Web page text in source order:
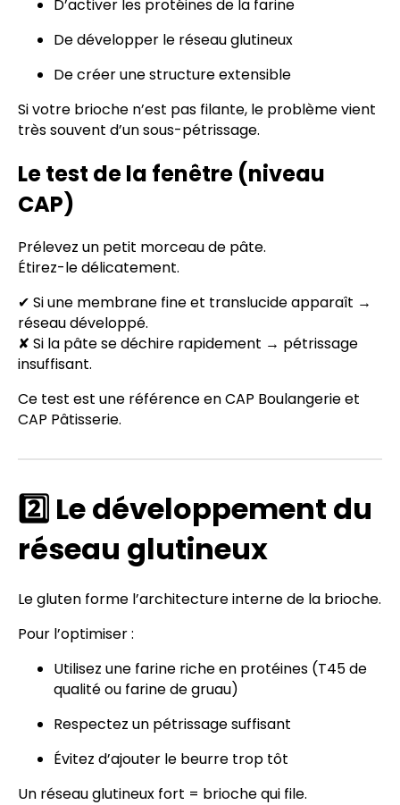
D’activer les protéines de la farine
De développer le réseau glutineux
De créer une structure extensible
Si votre brioche n’est pas filante, le problème vient
très souvent d’un sous-pétrissage.
Le test de la fenêtre (niveau
CAP)
Prélevez un petit morceau de pâte.
Étirez-le délicatement.
✔ Si une membrane fine et translucide apparaît →
réseau développé.
✘ Si la pâte se déchire rapidement → pétrissage
insuffisant.
Ce test est une référence en CAP Boulangerie et
CAP Pâtisserie.
2️⃣ Le développement du
réseau glutineux
Le gluten forme l’architecture interne de la brioche.
Pour l’optimiser :
Utilisez une farine riche en protéines (T45 de
qualité ou farine de gruau)
Respectez un pétrissage suffisant
Évitez d’ajouter le beurre trop tôt
Un réseau glutineux fort = brioche qui file.